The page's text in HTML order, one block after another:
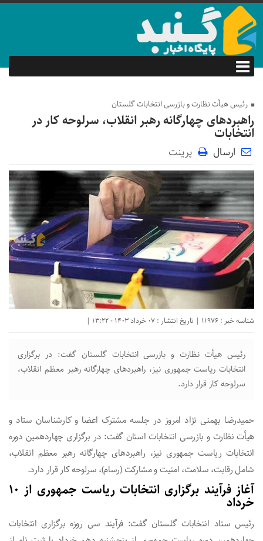
رئیس هیأت نظارت و بازرسی انتخابات گلستان
راهبرد‌های چهارگانه رهبر انقلاب، سرلوحه کار در
انتخابات
ارسال پرینت
شناسه خبر : 11976 | تاریخ انتشار : 07 خرداد 1403 - 13:22 |
رئیس هیأت نظارت و بازرسی انتخابات گلستان گفت: در برگزاری
انتخابات ریاست جمهوری نیز، راهبرد‌های چهارگانه رهبر معظم انقلاب،
سرلوحه کار قرار دارد.
حمیدرضا بهمنی نژاد امروز در جلسه مشترک اعضا و کارشناسان ستاد و
هیأت نظارت و بازرسی انتخابات استان گفت: در برگزاری چهاردهمین دوره
انتخابات ریاست جمهوری نیز، راهبرد‌های چهارگانه رهبر معظم انقلاب،
شامل رقابت، سلامت، امنیت و مشارکت (رسام)، سرلوحه کار قرار دارد.
آغاز فرآیند برگزاری انتخابات ریاست جمهوری از ۱۰
خرداد
رئیس ستاد انتخابات گلستان گفت: فرآیند سی روزه برگزاری انتخابات